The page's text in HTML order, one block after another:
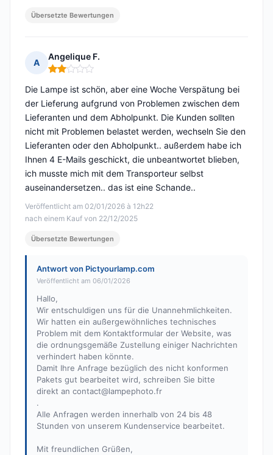
Übersetzte Bewertungen
A
Angelique F.
Hinweis: 2 von 5
Veröffentlicht am 02/01/2026 à 12h22
nach einem Kauf von 22/12/2025
Die Lampe ist schön, aber eine Woche Verspätung bei
der Lieferung aufgrund von Problemen zwischen dem
Lieferanten und dem Abholpunkt. Die Kunden sollten
nicht mit Problemen belastet werden, wechseln Sie den
Lieferanten oder den Abholpunkt.. außerdem habe ich
Ihnen 4 E-Mails geschickt, die unbeantwortet blieben,
ich musste mich mit dem Transporteur selbst
auseinandersetzen.. das ist eine Schande..
Übersetzte Bewertungen
Antwort von Pictyourlamp.com
Veröffentlicht am 06/01/2026
Hallo,
Wir entschuldigen uns für die Unannehmlichkeiten.
Wir hatten ein außergewöhnliches technisches
Problem mit dem Kontaktformular der Website, was
die ordnungsgemäße Zustellung einiger Nachrichten
verhindert haben könnte.
Damit Ihre Anfrage bezüglich des nicht konformen
Pakets gut bearbeitet wird, schreiben Sie bitte
direkt an contact@lampephoto.fr
.
Alle Anfragen werden innerhalb von 24 bis 48
Stunden von unserem Kundenservice bearbeitet.
Mit freundlichen Grüßen,